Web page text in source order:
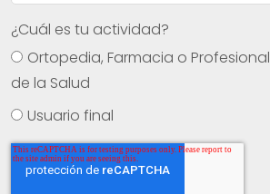
¿Cuál es tu actividad?
Ortopedia, Farmacia o Profesional
de la Salud
Usuario final